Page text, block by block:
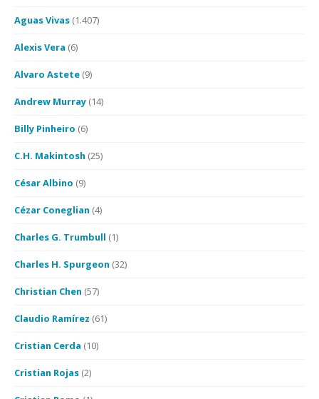
Aguas Vivas (1.407)
Alexis Vera (6)
Alvaro Astete (9)
Andrew Murray (14)
Billy Pinheiro (6)
C.H. Makintosh (25)
César Albino (9)
Cézar Coneglian (4)
Charles G. Trumbull (1)
Charles H. Spurgeon (32)
Christian Chen (57)
Claudio Ramírez (61)
Cristian Cerda (10)
Cristian Rojas (2)